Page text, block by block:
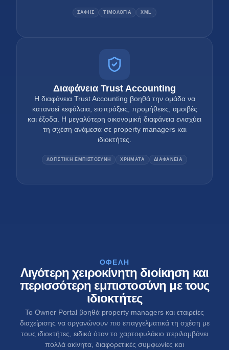
ΣΑΦΗΣ ΤΙΜΟΛΟΓΙΑ XML
Διαφάνεια Trust Accounting
Η διαφάνεια Trust Accounting βοηθά την ομάδα να
κατανοεί κεφάλαια, εισπράξεις, προμήθειες, αμοιβές
και έξοδα. Η μεγαλύτερη οικονομική διαφάνεια ενισχύει
τη σχέση ανάμεσα σε property managers και
ιδιοκτήτες.
ΛΟΓΙΣΤΙΚΗ ΕΜΠΙΣΤΟΣΥΝΗ ΧΡΗΜΑΤΑ ΔΙΑΦΑΝΕΙΑ
ΟΦΈΛΗ
Λιγότερη χειροκίνητη διοίκηση και
περισσότερη εμπιστοσύνη με τους
ιδιοκτήτες
Το Owner Portal βοηθά property managers και εταιρείες
διαχείρισης να οργανώνουν πιο επαγγελματικά τη σχέση με
τους ιδιοκτήτες, ειδικά όταν το χαρτοφυλάκιο περιλαμβάνει
πολλά ακίνητα, διαφορετικές συμφωνίες και